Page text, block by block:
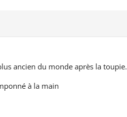
ancien du monde après la toupie.
à la main